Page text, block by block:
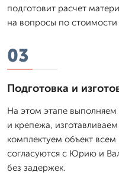
подготовит расчет
на вопросы по стоимости
03
Подготовка и
На этом этапе выполняем
и крепежа,
комплектуем объект
согласуются с Юрию и
без задержек.